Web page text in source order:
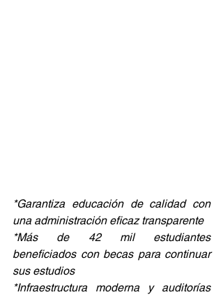
*Garantiza educación de calidad con
una administración eficaz transparente
*Más de 42 mil estudiantes
beneficiados con becas para continuar
sus estudios
*Infraestructura moderna y auditorías